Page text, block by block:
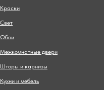
Краски
Свет
Обои
Межкомнатные двери
Шторы и карнизы
Кухни и мебель